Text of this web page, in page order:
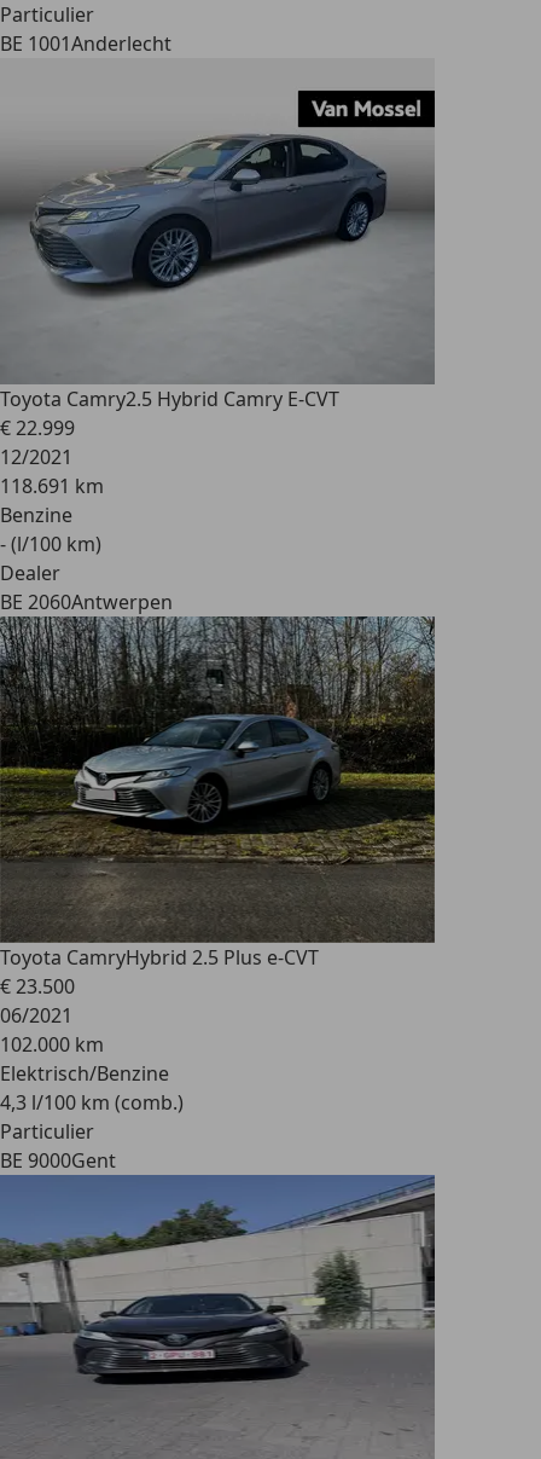
Particulier
BE 1001Anderlecht
Toyota Camry2.5 Hybrid Camry E-CVT
€ 22.999
12/2021
118.691 km
Benzine
- (l/100 km)
Dealer
BE 2060Antwerpen
Toyota CamryHybrid 2.5 Plus e-CVT
€ 23.500
06/2021
102.000 km
Elektrisch/Benzine
4,3 l/100 km (comb.)
Particulier
BE 9000Gent